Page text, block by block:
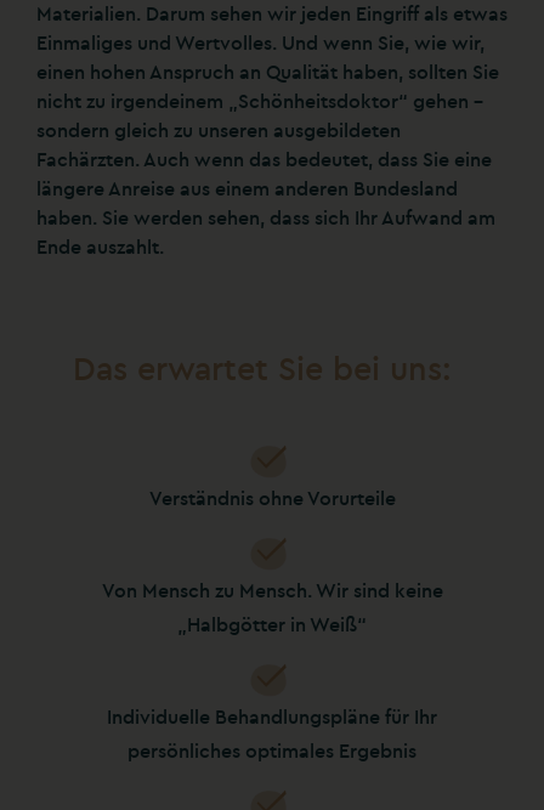
Materialien. Darum sehen wir jeden Eingriff als etwas
Einmaliges und Wertvolles. Und wenn Sie, wie wir,
einen hohen Anspruch an Qualität haben, sollten Sie
nicht zu irgendeinem „Schönheitsdoktor“ gehen –
sondern gleich zu unseren ausgebildeten
Fachärzten. Auch wenn das bedeutet, dass Sie eine
längere Anreise aus einem anderen Bundesland
haben. Sie werden sehen, dass sich Ihr Aufwand am
Ende auszahlt.
Das erwartet Sie bei uns:
Verständnis ohne Vorurteile
Von Mensch zu Mensch. Wir sind keine
„Halbgötter in Weiß“
Individuelle Behandlungspläne für Ihr
persönliches optimales Ergebnis